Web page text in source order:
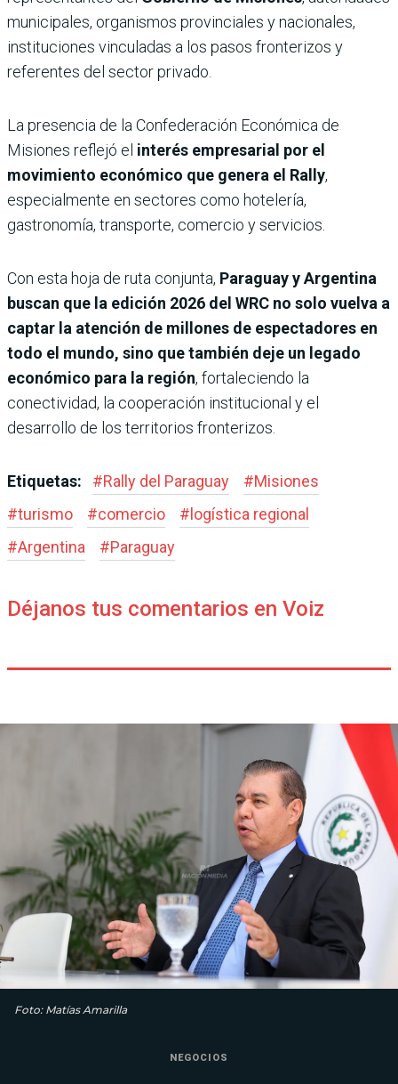
municipales, organismos provinciales y nacionales,
instituciones vinculadas a los pasos fronterizos y
referentes del sector privado.
La presencia de la Confederación Económica de
Misiones reflejó el interés empresarial por el
movimiento económico que genera el Rally,
especialmente en sectores como hotelería,
gastronomía, transporte, comercio y servicios.
Con esta hoja de ruta conjunta, Paraguay y Argentina
buscan que la edición 2026 del WRC no solo vuelva a
captar la atención de millones de espectadores en
todo el mundo, sino que también deje un legado
económico para la región, fortaleciendo la
conectividad, la cooperación institucional y el
desarrollo de los territorios fronterizos.
Etiquetas: #Rally del Paraguay #Misiones
#turismo #comercio #logística regional
#Argentina #Paraguay
Déjanos tus comentarios en Voiz
Foto: Matías Amarilla
NEGOCIOS